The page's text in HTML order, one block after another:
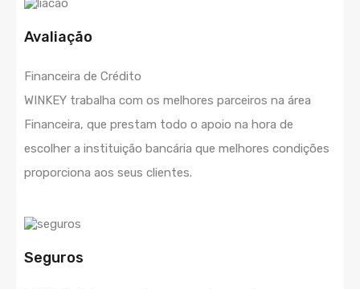
Avaliação
Financeira de Crédito
WINKEY trabalha com os melhores parceiros na área
Financeira, que prestam todo o apoio na hora de
escolher a instituição bancária que melhores condições
proporciona aos seus clientes.
Seguros